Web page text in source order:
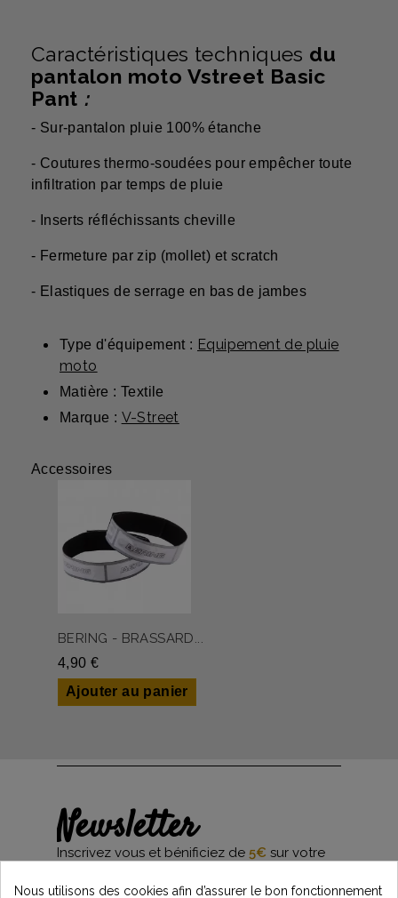
Caractéristiques techniques du
pantalon moto Vstreet Basic
Pant :
- Sur-pantalon pluie 100% étanche
- Coutures thermo-soudées pour empêcher toute
infiltration par temps de pluie
- Inserts réfléchissants cheville
- Fermeture par zip (mollet) et scratch
- Elastiques de serrage en bas de jambes
Type d'équipement : Equipement de pluie
moto
Matière : Textile
Marque : V-Street
Accessoires
BERING - BRASSARD...
4,90 €
Ajouter au panier
Newsletter
Inscrivez vous et bénificiez de 5€ sur votre
et restez informés des dernières nouveautés
Nous utilisons des cookies afin d’assurer le bon fonctionnement